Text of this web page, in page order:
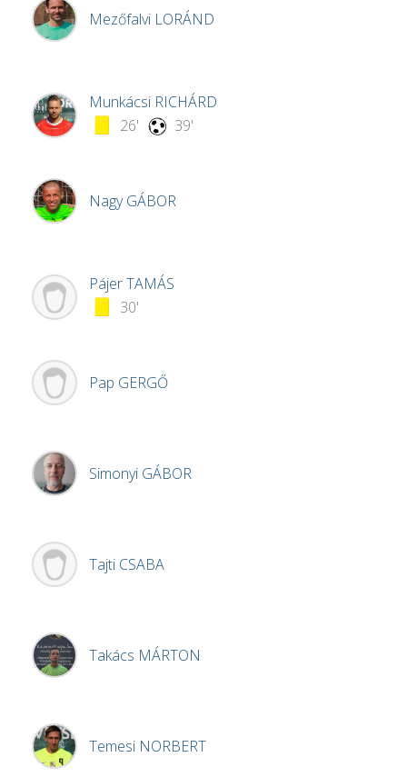
Mezőfalvi LORÁND
Munkácsi RICHÁRD
26'
39'
NagyGÁBOR
PájerTAMÁS
30'
Pap GERGŐ
Simonyi GÁBOR
Tajti CSABA
Takács MÁRTON
Temesi NORBERT